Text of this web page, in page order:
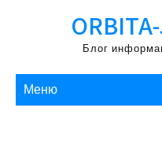
Блог
Меню